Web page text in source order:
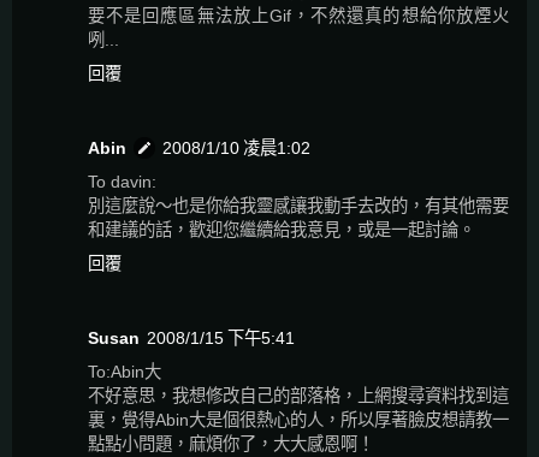
要不是回應區無法放上Gif，不然還真的想給你放煙火
咧...
回覆
Abin
2008/1/10 凌晨1:02
To davin:
別這麼說～也是你給我靈感讓我動手去改的，有其他需要
和建議的話，歡迎您繼續給我意見，或是一起討論。
回覆
Susan 2008/1/15 下午5:41
To:Abin大
不好意思，我想修改自己的部落格，上網搜尋資料找到這
裏，覺得Abin大是個很熱心的人，所以厚著臉皮想請教一
點點小問題，麻煩你了，大大感恩啊！